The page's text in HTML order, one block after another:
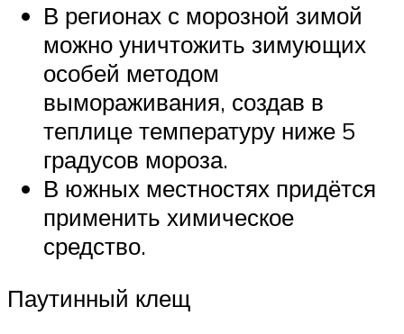
В регионах с морозной зимой
можно уничтожить зимующих
особей методом
вымораживания, создав в
теплице температуру ниже 5
градусов мороза.
В южных местностях придётся
применить химическое
средство.
Паутинный клещ